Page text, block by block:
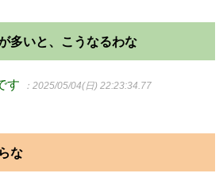
多いと、こうなるわな
す ：2025/05/04(日) 22:23:34.77
な